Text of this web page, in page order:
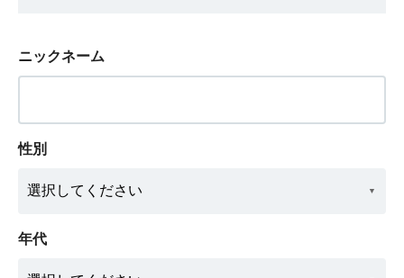
ニックネーム
性別
年代